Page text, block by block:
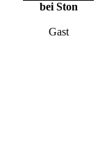
bei Ston
Gast